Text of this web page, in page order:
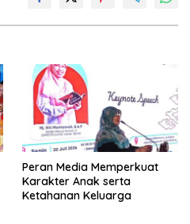
Peran Media Memperkuat
Karakter Anak serta
Ketahanan Keluarga